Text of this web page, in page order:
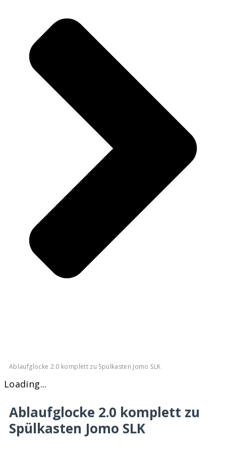
Ablaufglocke 2.0 komplett zu Spülkasten Jomo SLK
Loading...
Ablaufglocke 2.0 komplett zu
Spülkasten Jomo SLK